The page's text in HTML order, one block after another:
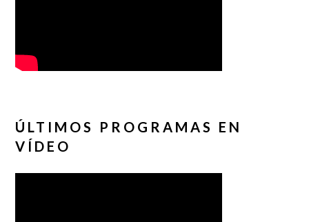
ÚLTIMOS PROGRAMAS EN
VÍDEO